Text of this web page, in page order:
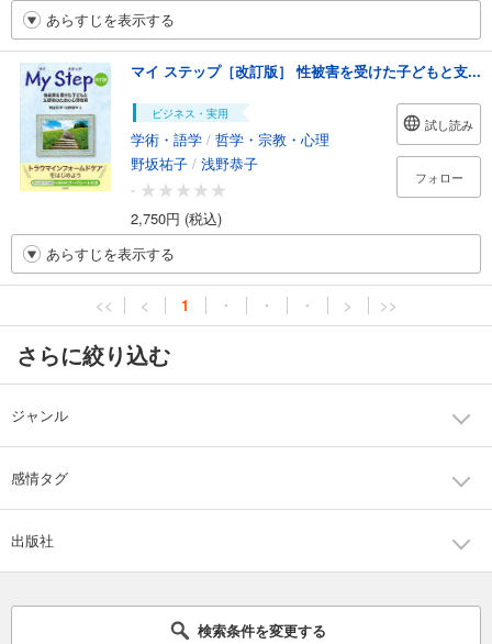
あらすじを表示する
マイ ステップ［改訂版］ 性被害を受けた子どもと支...
ビジネス・実用
学術・語学 / 哲学・宗教・心理
野坂祐子 / 浅野恭子
-
2,750円 (税込)
試し読み
フォロー
あらすじを表示する
<< < 1 ・ ・ ・ > >>
さらに絞り込む
ジャンル
感情タグ
出版社
検索条件を変更する